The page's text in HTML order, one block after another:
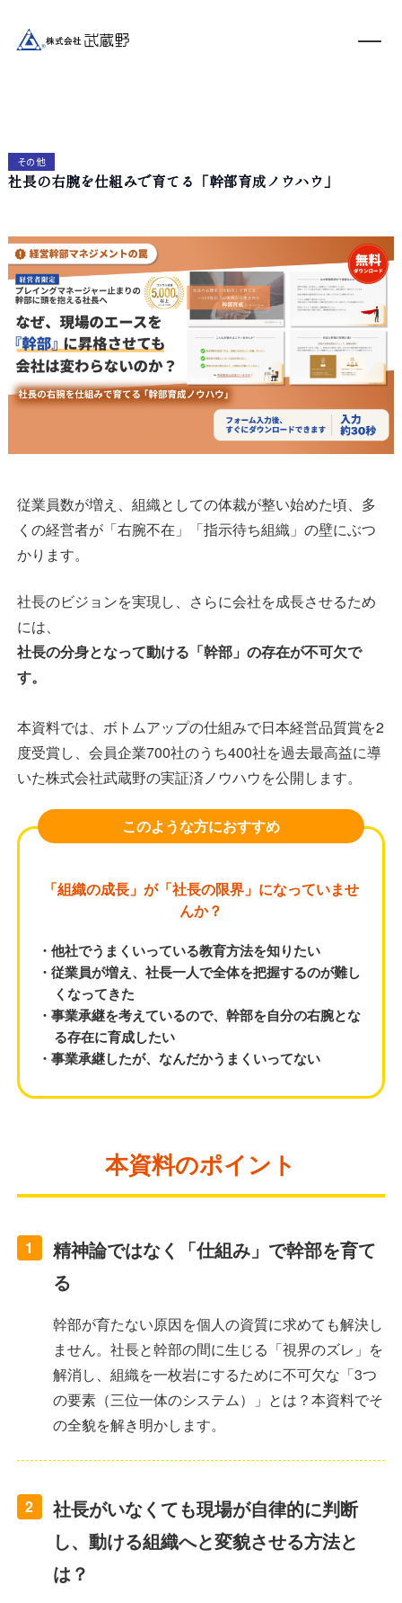
その他
社長の右腕を仕組みで育てる「幹部育成ノウハウ」
従業員数が増え、組織としての体裁が整い始めた頃、多
くの経営者が「右腕不在」「指示待ち組織」の壁にぶつ
かります。
社長のビジョンを実現し、さらに会社を成長させるため
には、
社長の分身となって動ける「幹部」の存在が不可欠で
す。
本資料では、ボトムアップの仕組みで日本経営品質賞を2
度受賞し、会員企業700社のうち400社を過去最高益に導
いた株式会社武蔵野の実証済ノウハウを公開します。
このような方におすすめ
「組織の成長」が「社長の限界」になっていませ
んか？
・他社でうまくいっている教育方法を知りたい
・従業員が増え、社長一人で全体を把握するのが難し
くなってきた
・事業承継を考えているので、幹部を自分の右腕とな
る存在に育成したい
・事業承継したが、なんだかうまくいってない
本資料のポイント
1
精神論ではなく「仕組み」で幹部を育て
る
幹部が育たない原因を個人の資質に求めても解決し
ません。社長と幹部の間に生じる「視界のズレ」を
解消し、組織を一枚岩にするために不可欠な「3つ
の要素（三位一体のシステム）」とは？本資料でそ
の全貌を解き明かします。
2
社長がいなくても現場が自律的に判断
し、動ける組織へと変貌させる方法と
は？